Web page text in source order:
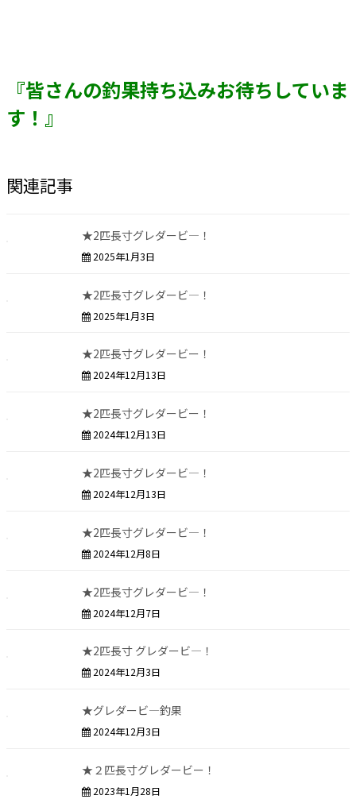
『皆さんの釣果持ち込みお待ちしていま
す！』
関連記事
★2匹長寸グレダービ―！
2025年1月3日
★2匹長寸グレダービ―！
2025年1月3日
★2匹長寸グレダービー！
2024年12月13日
★2匹長寸グレダービー！
2024年12月13日
★2匹長寸グレダービ―！
2024年12月13日
★2匹長寸グレダービ―！
2024年12月8日
★2匹長寸グレダービ―！
2024年12月7日
★2匹長寸 グレダービ―！
2024年12月3日
★グレダービ―釣果
2024年12月3日
★２匹長寸グレダービー！
2023年1月28日